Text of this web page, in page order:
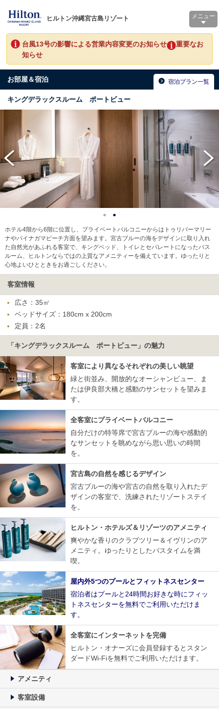
ヒルトン沖縄宮古島リゾート メニュー
台風13号の影響による営業内容変更のお知らせ
重要なお
知らせ
お部屋＆宿泊 宿泊プラン一覧
キングデラックスルーム ポートビュー
ホテル4階から6階に位置し、プライベートバルコニーからはトゥリバーマリー
ナやパイナガマビーチ方面を望みます。宮古ブルーの海をデザインに取り入れ
た自然光があふれる客室で、キングベッド、トイレとセパレートになったバス
ルーム、ヒルトンならではの上質なアメニティーを備えています。ゆったりと
心地よいひとときをお過ごしください。
客室情報
広さ：35㎡
ベッドサイズ：180cm x 200cm
定員：2名
「キングデラックスルーム ポートビュー」の魅力
客室により異なるそれぞれの美しい眺望
緑と街並み、開放的なオーシャンビュー、ま
たは伊良部大橋と感動のサンセットを望みま
す。
全客室にプライベートバルコニー
自分だけの特等席で宮古ブルーの海や感動的
なサンセットを眺めながら思い思いの時間
を。
宮古島の自然を感じるデザイン
宮古ブルーの海や宮古の自然を取り入れたデ
ザインの客室で、洗練されたリゾートステイ
を。
ヒルトン・ホテルズ＆リゾーツのアメニティ
爽やかな香りのクラブツリー＆イヴリンのア
メニティ。ゆったりとしたバスタイムを満
喫。
屋内外5つのプールとフィットネスセンター
宿泊者はプールと24時間お好きな時にフィッ
トネスセンターを無料でご利用いただけま
す。
全客室にインターネットを完備
ヒルトン・オナーズに会員登録するとスタン
ダードWi-Fiを無料でご利用いただけます。
アメニティ
客室設備